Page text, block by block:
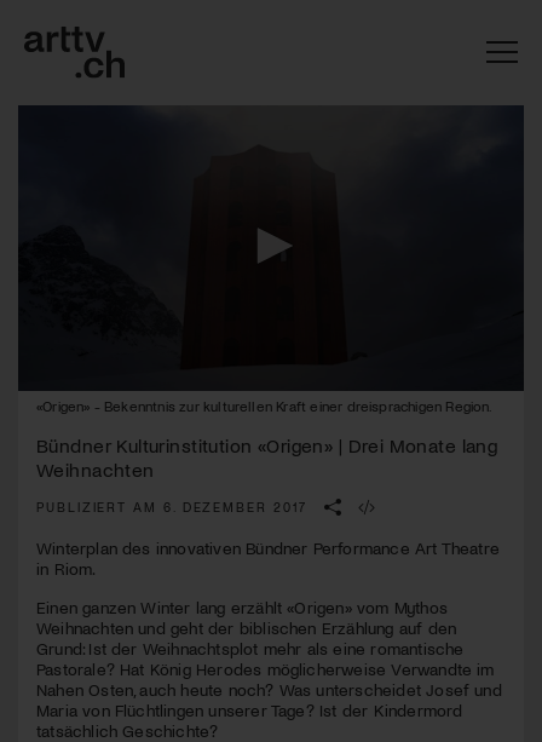
seconds
minutes,
seconds
«Origen» - Bekenntnis zur kulturellen Kraft einer dreisprachigen Region.
Bündner Kulturinstitution «Origen» | Drei Monate lang
Weihnachten
PUBLIZIERT AM 6. DEZEMBER 2017
Winterplan des innovativen Bündner Performance Art Theatre
in Riom.
Einen ganzen Winter lang erzählt «Origen» vom Mythos
Weihnachten und geht der biblischen Erzählung auf den
Grund: Ist der Weihnachtsplot mehr als eine romantische
Pastorale? Hat König Herodes möglicherweise Verwandte im
Nahen Osten, auch heute noch? Was unterscheidet Josef und
Maria von Flüchtlingen unserer Tage? Ist der Kindermord
tatsächlich Geschichte?
Mach mit: «Be Part of the Art»!
Engagiere dich als Kulturliebhaber:in, Kulturschaffende(r) oder
Kulturinstitution und unterstütze unsere Arbeit.
Mit deiner Mitgliedschaft erhältst du kostenlosen Zugang zu
Jetzt Mitglied werden